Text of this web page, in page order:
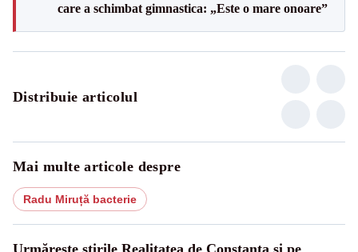
care a schimbat gimnastica: „Este o mare onoare”
Distribuie articolul
Mai multe articole despre
Radu Miruță bacterie
Urmărește știrile Realitatea de Constanta și pe